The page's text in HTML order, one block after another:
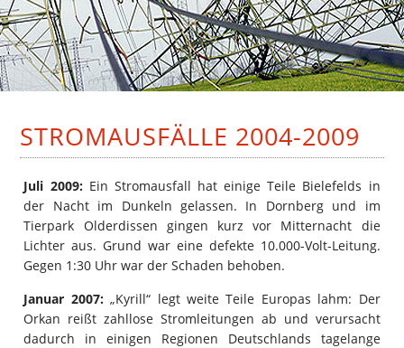
STROMAUSFÄLLE 2004-2009
Juli 2009:Ein Stromausfall hat einige Teile Bielefelds in
der Nacht im Dunkeln gelassen. In Dornberg und im
Tierpark Olderdissen gingen kurz vor Mitternacht die
Lichter aus. Grund war eine defekte 10.000-Volt-Leitung.
Gegen 1:30 Uhr war der Schaden behoben.
Januar 2007:„Kyrill“ legt weite Teile Europas lahm: Der
Orkan reißt zahllose Stromleitungen ab und verursacht
dadurch in einigen Regionen Deutschlands tagelange